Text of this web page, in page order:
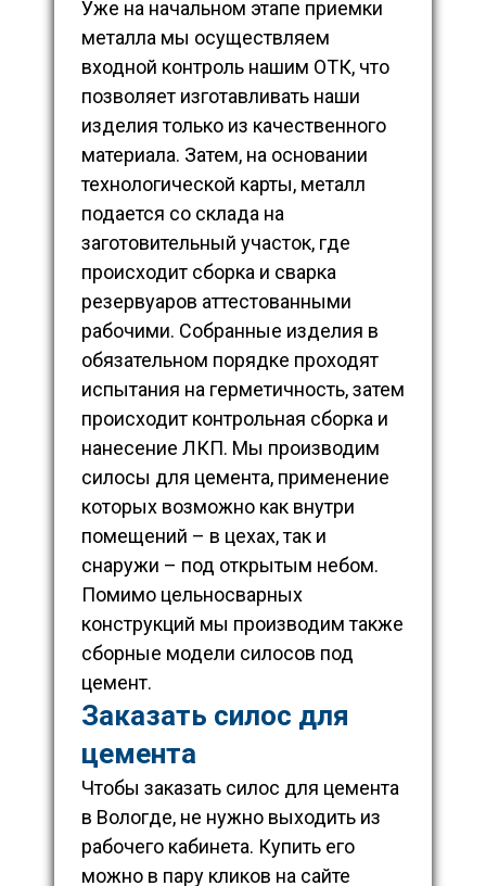
Уже на начальном этапе приемки
металла мы осуществляем
входной контроль нашим ОТК, что
позволяет изготавливать наши
изделия только из качественного
материала. Затем, на основании
технологической карты, металл
подается со склада на
заготовительный участок, где
происходит сборка и сварка
резервуаров аттестованными
рабочими. Собранные изделия в
обязательном порядке проходят
испытания на герметичность, затем
происходит контрольная сборка и
нанесение ЛКП. Мы производим
силосы для цемента, применение
которых возможно как внутри
помещений – в цехах, так и
снаружи – под открытым небом.
Помимо цельносварных
конструкций мы производим также
сборные модели силосов под
цемент.
Заказать силос для
цемента
Чтобы заказать силос для цемента
в Вологде, не нужно выходить из
рабочего кабинета. Купить его
можно в пару кликов на сайте